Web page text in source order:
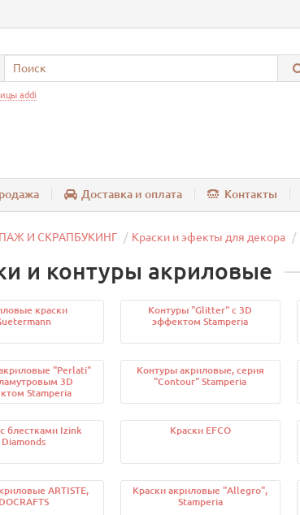
addi
Доставка и оплата Контакты
И СКРАПБУКИНГ Краски и эфекты для декора
и контуры акриловые
краски
Контуры "Glitter" с 3D
эффектом Stamperia
"Perlati"
3D
Stamperia
Контуры акриловые, серия
"Contour" Stamperia
блестками Izink
Diamonds
Краски EFCO
ARTISTE,
DOCRAFTS
Краски акриловые "Allegro",
Stamperia